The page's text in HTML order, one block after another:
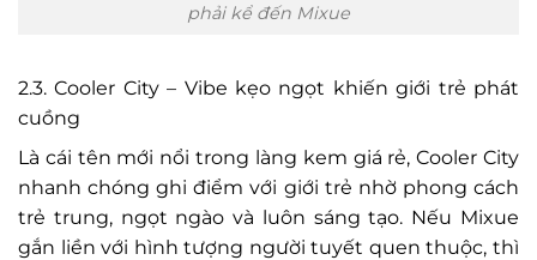
phải kể đến Mixue
2.3. Cooler City – Vibe kẹo ngọt khiến giới trẻ phát
cuồng
Là cái tên mới nổi trong làng kem giá rẻ, Cooler City
nhanh chóng ghi điểm với giới trẻ nhờ phong cách
trẻ trung, ngọt ngào và luôn sáng tạo. Nếu Mixue
gắn liền với hình tượng người tuyết quen thuộc, thì